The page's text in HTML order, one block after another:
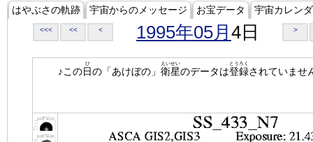
はやぶさの軌跡 宇宙からのメッセージ お宝データ 宇宙カレン
<<< << < 1995年05月 4日 >
♪この日
ひ
の「あけぼの」 衛星
えいせい
のデータは登録
とうろく
されていませ